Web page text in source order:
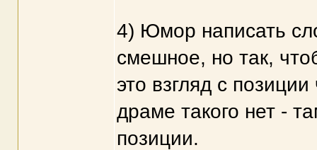
4) Юмор написать
смешное, но так,
это взгляд с
драме такого нет -
позиции.